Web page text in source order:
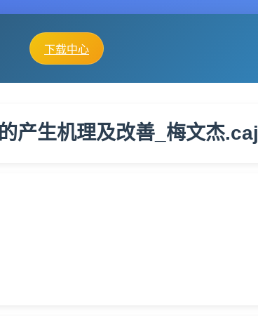
下载中心
产生机理及改善_梅文杰.caj